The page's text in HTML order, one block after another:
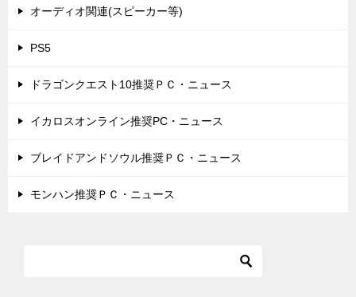
オーディオ関連(スピーカー等)
PS5
ドラゴンクエスト10推奨ＰＣ・ニュース
イカロスオンライン推奨PC・ニュース
ブレイドアンドソウル推奨ＰＣ・ニュース
モンハン推奨ＰＣ・ニュース